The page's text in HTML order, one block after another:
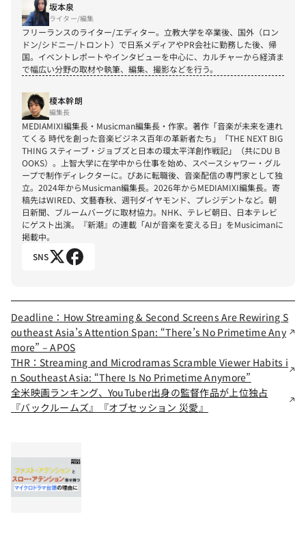
坂本泉
ライター/編集
フリーランスのライター/エディター。立教大学を卒業後、国外（ロン
ドン/シドニー/トロント）で日系メディアやPR会社に勤務した後、帰
国。イベントレポートやインタビューを中心に、カルチャーから経済ま
で幅広い分野の取材や執筆、編集、撮影などを行う。
榎本幹朗
編集長
MEDIAMIXI編集長・Musicman編集長・作家。著作「音楽が未来を連れ
てくる 時代を創った音楽ビジネス百年の革新者たち」「THE NEXT BIG
THING スティーブ・ジョブズと日本の環太平洋創作戦記」（共にDU B
OOKS）。上智大学に在学中から仕事を始め、スペースシャワー・グル
ープで制作ディレクターに。ぴあに転職後、音楽配信の専門家として独
立。2024年からMusicman編集長。2026年からMEDIAMIXI編集長。寄
稿先はWIRED、文藝春秋、週刊ダイヤモンド、プレジデントなど。朝
日新聞、ブルームバーグに取材協力。NHK、テレビ朝日、日本テレビ
にゲスト出演。『新潮』の連載「AIが音楽を変える日」をMusicimanに
掲載中。
SNS
Deadline：How Streaming & Second Screens Are Rewiring S
outheast Asia’s Attention Span: “There’s No Primetime Any
more” – APOS
THR：Streaming and Microdramas Scramble Viewer Habits i
n Southeast Asia: “There Is No Primetime Anymore”
全米映画ランキング、YouTuber出身の監督作品が上位独占
『バックルームズ』『オブセッション 災愛』